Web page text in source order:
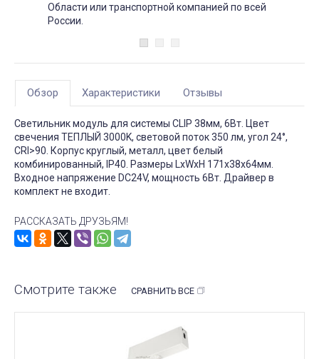
Области или транспортной компанией по всей
России.
Обзор Характеристики Отзывы
Светильник модуль для системы CLIP 38мм, 6Вт. Цвет
свечения ТЕПЛЫЙ 3000K, световой поток 350 лм, угол 24°,
CRI>90. Корпус круглый, металл, цвет белый
комбинированный, IP40. Размеры LxWxH 171x38x64мм.
Входное напряжение DC24V, мощность 6Вт. Драйвер в
комплект не входит.
РАССКАЗАТЬ ДРУЗЬЯМ!
Смотрите также СРАВНИТЬ ВСЕ